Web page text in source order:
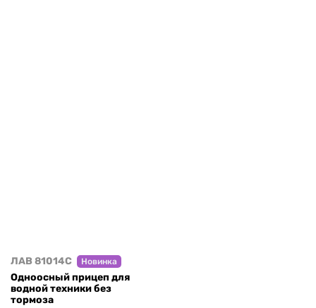
ЛАВ 81014C Новинка
Одноосный прицеп для
водной техники без
тормоза